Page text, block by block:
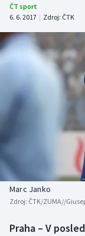
DALŠÍ SPORTY
Americký
Baseball a
Boby a skeleton
Box
NEPŘEHLÉDNĚTE
Historické
Aplikace ČT
AZ kvíz
ČT sport
6. 6. 2017 | Zdroj: ČTK
Marc Janko
Zdroj: ČTK/ZUMA//
Praha – V